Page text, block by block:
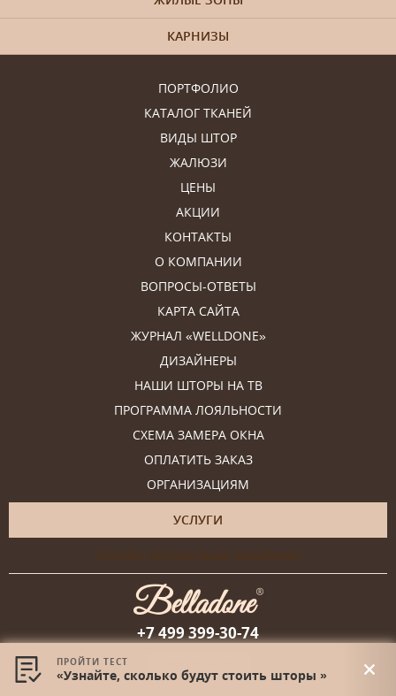
ПОРТФОЛИО
КАТАЛОГ ТКАНЕЙ
ВИДЫ ШТОР
ЖАЛЮЗИ
ЦЕНЫ
АКЦИИ
КОНТАКТЫ
О КОМПАНИИ
ВОПРОСЫ-ОТВЕТЫ
КАРТА САЙТА
ЖУРНАЛ «WELLDONE»
ДИЗАЙНЕРЫ
НАШИ ШТОРЫ НА ТВ
ПРОГРАММА ЛОЯЛЬНОСТИ
СХЕМА ЗАМЕРА ОКНА
ОПЛАТИТЬ ЗАКАЗ
ОРГАНИЗАЦИЯМ
УСЛУГИ
Онлайн-консультация дизайнера
КАРНИЗЫ
+7 499 399-30-74
ПРОЙТИ ТЕСТ
«Узнайте, сколько будут стоить шторы »